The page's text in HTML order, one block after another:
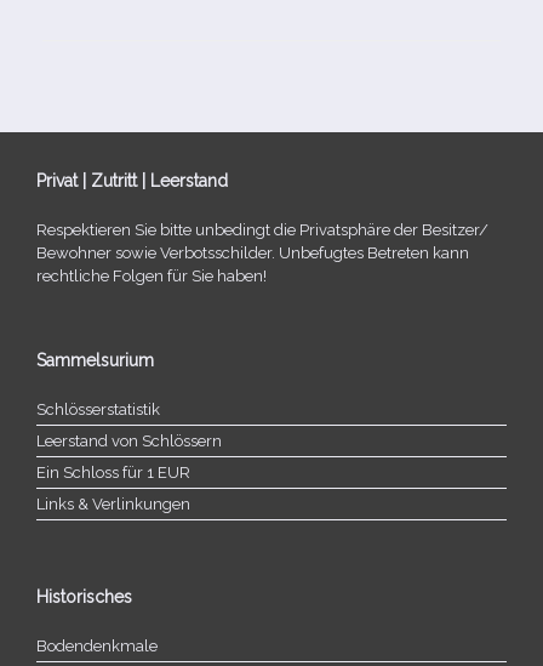
Privat | Zutritt | Leerstand
Respektieren Sie bitte unbe­dingt die Privatsphäre der Besitzer/​
Bewohner sowie Verbotsschilder. Unbefugtes Betreten kann
recht­li­che Folgen für Sie haben!
Sammelsurium
Schlösserstatistik
Leerstand von Schlössern
Ein Schloss für 1 EUR
Links & Verlinkungen
Historisches
Bodendenkmale